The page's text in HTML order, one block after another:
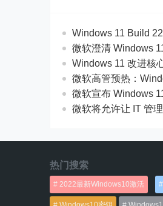
Windows 11 Build
微软澄清 Windows
Windows 11 改进核
微软高管预热：
微软宣布 Windows
微软将允许让 IT 管
热门搜索
2022最新Windows10激活